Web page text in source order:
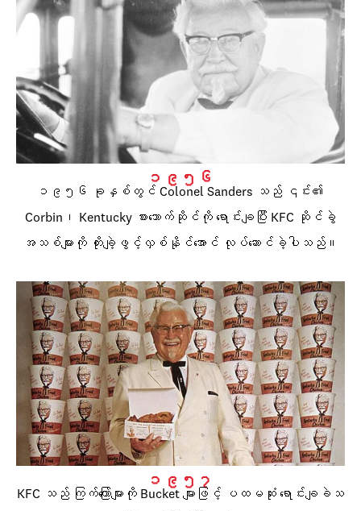
၁၉၅၆
၁၉၅၆ ခုနှစ်တွင် Colonel Sanders သည် ၎င်း၏
Corbin၊ Kentucky စားသောက်ဆိုင်ကို ရောင်းချပြီး KFC ဆိုင်ခွဲ
အသစ်များကို တိုးချဲ့ဖွင့်လှစ်နိုင်အောင် လုပ်ဆောင်ခဲ့ပါသည်။
၁၉၅၇
KFC သည် ကြက်ကြော်များကို Bucket များဖြင့် ပထမဆုံး ရောင်းချခဲသ